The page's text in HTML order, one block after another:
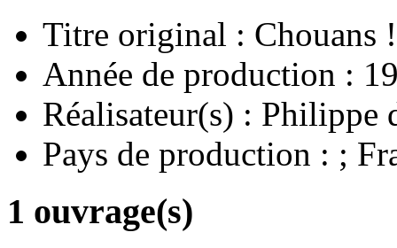
Titre original : Chouans !
Année de production :
Réalisateur(s) : Philippe
Pays de production : ;
1 ouvrage(s)